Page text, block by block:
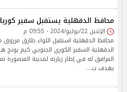
محافظ الدقهلية يستقبل سفير كوريا
الإثنين 22/يوليو/2024 - 09:55 م
محافظ الدقهلية استقبل اللواء طارق مرزوق
الدقهلية السفير الكوري الجنوبي كيم يونج
المرافق له في إطار زيارته لمدينة المنصورة
بهدف ت…